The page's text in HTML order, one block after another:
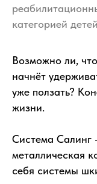
категорией
Возможно ли,
начнёт
уже ползать?
жизни.
Система Салинг
металлическая
себя системы